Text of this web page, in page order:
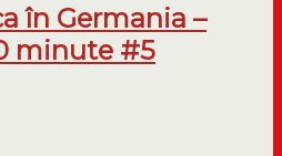
în Germania –
minute #5